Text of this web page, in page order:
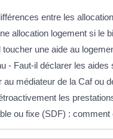
entre les
allocation logement si le
toucher une aide au
- Faut-il déclarer les
au médiateur de la Caf ou
les
ou fixe (SDF) : comment